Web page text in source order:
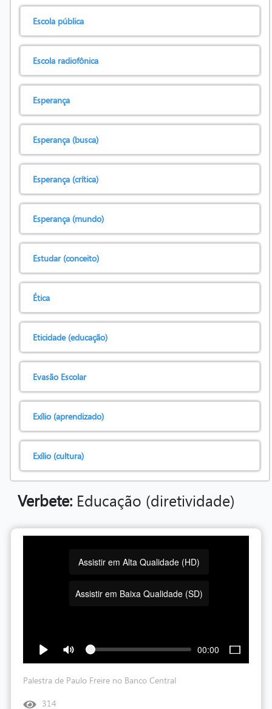
Escola pública
Escola radiofônica
Esperança
Esperança (busca)
Esperança (crítica)
Esperança (mundo)
Estudar (conceito)
Ética
Eticidade (educação)
Evasão Escolar
Exílio (aprendizado)
Exílio (cultura)
Verbete:Educação (diretividade)
Assistir em Alta Qualidade (HD)
Assistir em Baixa Qualidade (SD)
00:00
Palestra de Paulo Freire no Banco Central
314